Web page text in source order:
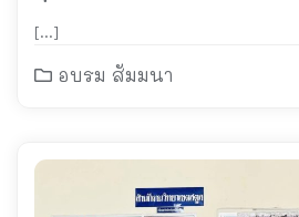
[…]
อบรม สัมมนา